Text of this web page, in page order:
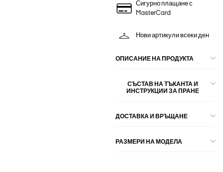
Сигурно плащане с
MasterCard
Нови артикули всеки ден
ОПИСАНИЕ НА ПРОДУКТА
СЪСТАВ НА ТЪКАНТА И
ИНСТРУКЦИИ ЗА ПРАНЕ
ДОСТАВКА И ВРЪЩАНЕ
РАЗМЕРИ НА МОДЕЛА